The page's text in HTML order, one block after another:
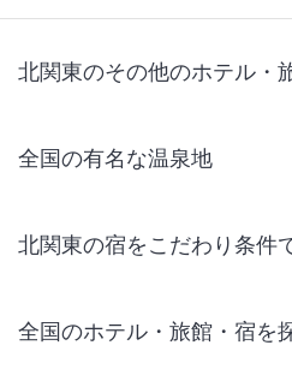
北関東のその他のホテル・
全国の有名な温泉地
北関東の宿をこだわり条件
全国のホテル・旅館・宿を